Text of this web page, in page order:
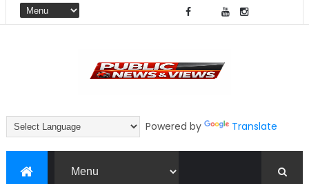
Powered by Translate